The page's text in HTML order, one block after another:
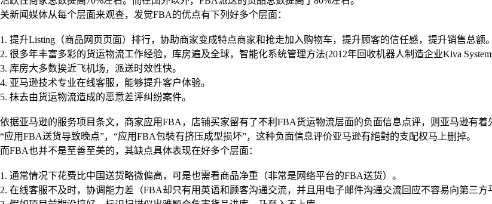
关新闻媒体从每个层面来观查，发觉FBA的优点有下列好多个层面：
1. 提升Listing（商品网页页面）排行，协助商家变成特点商家和抢走加入购物车，提升顾客的信任感，提升销售总额。
2. 很多年丰富多彩的货运物流工作经验，库房遍及全球，智能化系统管理方法(2012年回收机器人制造企业Kiva
3. 库房大多数挨近飞机场，派送时效性快。
4. 亚马逊技术专业在线客服，能够提升客户体验。
5. 抹去由货运物流造成的恶意差评纠纷案件。
依据亚马逊的服务项目条文，商家应用FBA，店铺买家留有了不利FBA货运物流层面的负面信息点评，则亚马逊有
“应用FBA送货导致晚点”，“应用FBA包裝有挤压成型损坏”，这种负面信息评价亚马逊有絕對的支配权马上删掉。
而FBA也并不是至善至美的，其缺点具体表现在好多个层面：
1. 通常情况下花费比中国送货略微偏高，可是也需看商品净重（非常是网络平台的FBA送货）。
2. 在线客服不及时，协调能力差（FBA却只有用英语和顾客沟通交流，并且用电子邮件沟通交流回应不容易向第三方